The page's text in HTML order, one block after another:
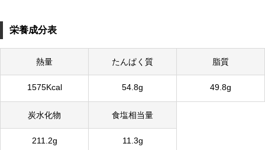
栄養成分表
熱量
1575Kcal
たんぱく質
54.8g
脂質
49.8g
炭水化物
211.2g
食塩相当量
11.3g